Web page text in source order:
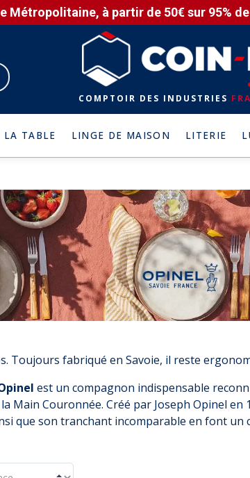
Métropolitaine, à partir de 50€ sur 95%
COMPTOIR DES INDUSTRIES
LA TABLE LINGE DE MAISON LITERIE
Toujours fabriqué en Savoie, il reste
est un compagnon indispensable
Couronnée. Créé par Joseph Opinel en
que son tranchant incomparable en font un